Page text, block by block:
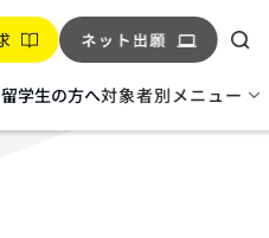
留学生の方へ対象者別メニュー